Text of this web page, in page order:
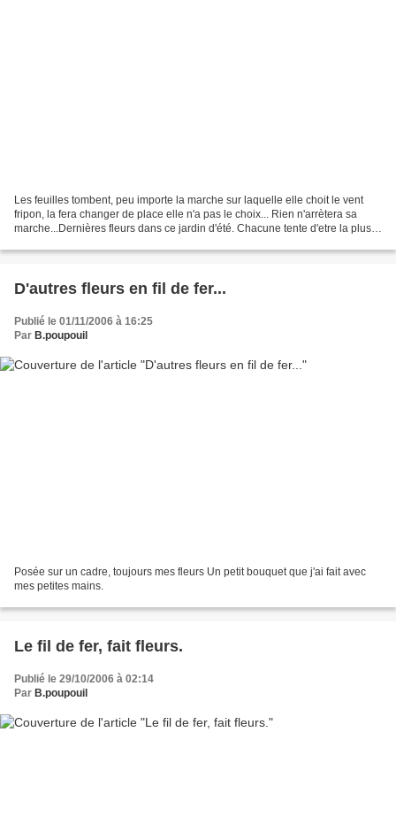
Les feuilles tombent, peu importe la marche sur laquelle elle choit le vent
fripon, la fera changer de place elle n'a pas le choix... Rien n'arrètera sa
marche...Dernières fleurs dans ce jardin d'été. Chacune tente d'etre la plus
D'autres fleurs en fil de fer...
Publié le 01/11/2006 à 16:25
Par B.poupouil
Posée sur un cadre, toujours mes fleurs Un petit bouquet que j'ai fait avec
mes petites mains.
Le fil de fer, fait fleurs.
Publié le 29/10/2006 à 02:14
Par B.poupouil